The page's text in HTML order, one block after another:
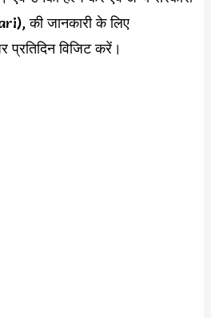
की जानकारी के लिए
विजिट करें।